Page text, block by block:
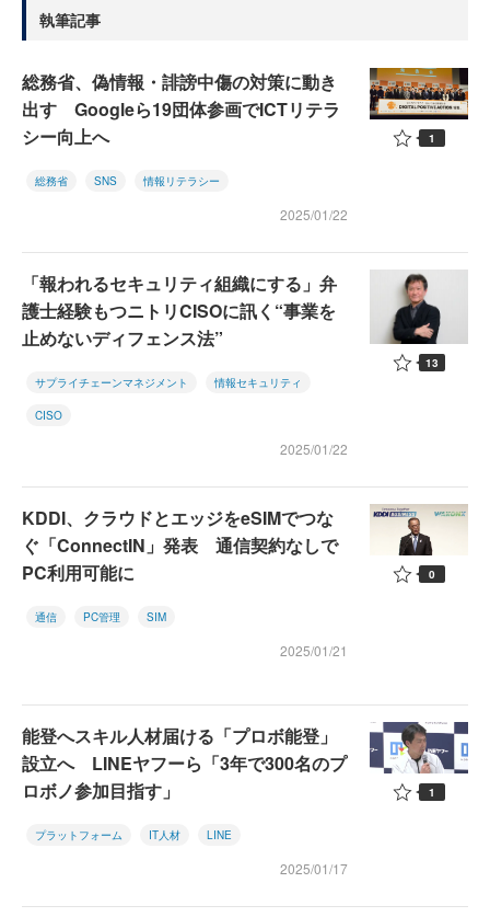
執筆記事
総務省、偽情報・誹謗中傷の対策に動き
出す Googleら19団体参画でICTリテラ
シー向上へ
総務省 SNS 情報リテラシー
2025/01/22
1
「報われるセキュリティ組織にする」弁
護士経験もつニトリCISOに訊く“事業を
止めないディフェンス法”
サプライチェーンマネジメント 情報セキュリティ
CISO
2025/01/22
13
KDDI、クラウドとエッジをeSIMでつな
ぐ「ConnectIN」発表 通信契約なしで
PC利用可能に
通信 PC管理 SIM
2025/01/21
0
能登へスキル人材届ける「プロボ能登」
設立へ LINEヤフーら「3年で300名のプ
ロボノ参加目指す」
プラットフォーム IT人材 LINE
2025/01/17
1